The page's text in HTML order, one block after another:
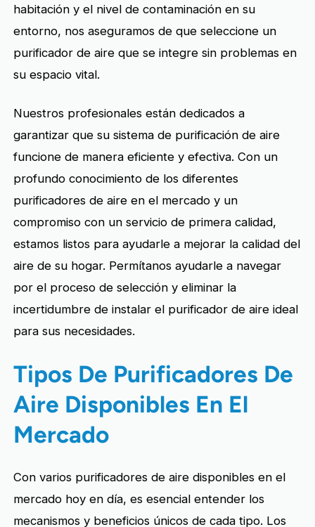
habitación y el nivel de contaminación en su
entorno, nos aseguramos de que seleccione un
purificador de aire que se integre sin problemas en
su espacio vital.
Nuestros profesionales están dedicados a
garantizar que su sistema de purificación de aire
funcione de manera eficiente y efectiva. Con un
profundo conocimiento de los diferentes
purificadores de aire en el mercado y un
compromiso con un servicio de primera calidad,
estamos listos para ayudarle a mejorar la calidad del
aire de su hogar. Permítanos ayudarle a navegar
por el proceso de selección y eliminar la
incertidumbre de instalar el purificador de aire ideal
para sus necesidades.
Tipos De Purificadores De
Aire Disponibles En El
Mercado
Con varios purificadores de aire disponibles en el
mercado hoy en día, es esencial entender los
mecanismos y beneficios únicos de cada tipo. Los